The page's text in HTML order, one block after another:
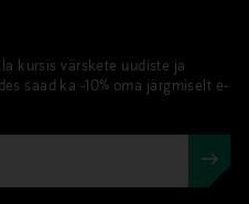
kursis värskete uudiste ja
saad ka -10% oma järgmiselt e-